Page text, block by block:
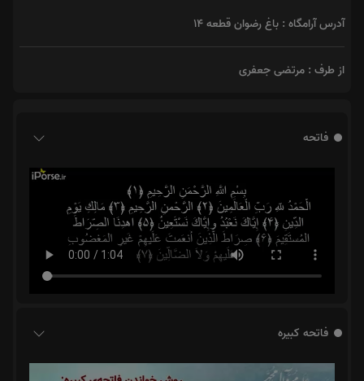
آدرس آرامگاه : باغ رضوان قطعه 14
از طرف : مرتضی جعفری
فاتحه
فاتحه کبیره